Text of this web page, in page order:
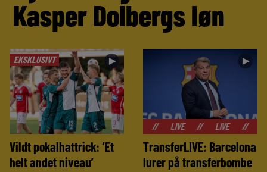
Kasper Dolbergs løn
EKSKLUSIVT ►
Vildt pokalhattrick: ‘Et
helt andet niveau’
►
// LIVE LIVE //
TransferLIVE: Barcelona
lurer på transferbombe